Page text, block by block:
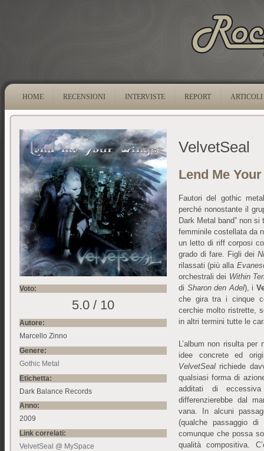
HOME RECENSIONI INTERVISTE REPORT ARTICOLI
Voto:
5.0 / 10
Autore:
Marcello Zinno
Genere:
Gothic Metal
Etichetta:
Dark Balance Records
Anno:
2009
Link correlati:
VelvetSeal @ MySpace
VelvetSeal
Lend Me
Fautori del gothic
perché nonostante il
Dark Metal band” non
femminile costellata da
un letto di riff corposi
grado di fare. Figli dei
rilassati (più alla
orchestrali dei Within
di Sharon den Adel), i
che gira tra i cinque
cerchie molto ristrette,
in altri termini tutte le
L’album non risulta
idee concrete ed
VelvetSeal richiede
qualsiasi forma di
additati di
differenzierebbe dal
vana. In alcuni
(qualche passaggio di
comunque che possa
qualità compositiva.